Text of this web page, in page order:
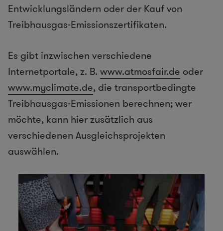
Entwicklungsländern oder der Kauf von
Treibhausgas-Emissionszertifikaten.
Es gibt inzwischen verschiedene
Internetportale, z. B. www.atmosfair.de oder
www.myclimate.de, die transportbedingte
Treibhausgas-Emissionen berechnen; wer
möchte, kann hier zusätzlich aus
verschiedenen Ausgleichsprojekten
auswählen.